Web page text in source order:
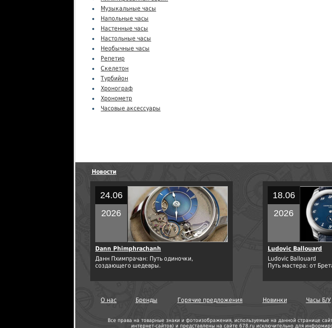
Музыкальные часы
Напольные часы
Настенные часы
Настольные часы
Необычные часы
Репетир
Скелетон
Турбийон
Хронограф
Хронометр
Часовые аксессуары
Новости
24.06
2026
Dann Phimphrachanh
Данн Пхимпрачан: Путь одиночки,
создающего шедевры.
18.06
2026
Ludovic Ballouard
Ludovic Ballouard
Путь мастера: от
О нас Бренды Горячие предложения Новинки Часы Б/У
Все права на товарные знаки и фотоизображения, используемые на данной странице
интернет-сайтов) и представлены на сайте 678.ru исключительно для